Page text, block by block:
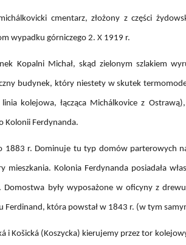
cmentarz, złożony z części
wypadku górniczego 2. X 1919 r.
Kopalni Michał, skąd zielonym szlakiem
budynek, który niestety w skutek
kolejowa, łącząca Michálkovice z
Kolonii Ferdynanda.
1883 r. Dominuje tu typ domów parterowych
mieszkania. Kolonia Ferdynanda posiadała
Domostwa były wyposażone w oficyny z
Ferdinand, która powstał w 1843 r. (w tym
i Košická (Koszycka) kierujemy przez tor